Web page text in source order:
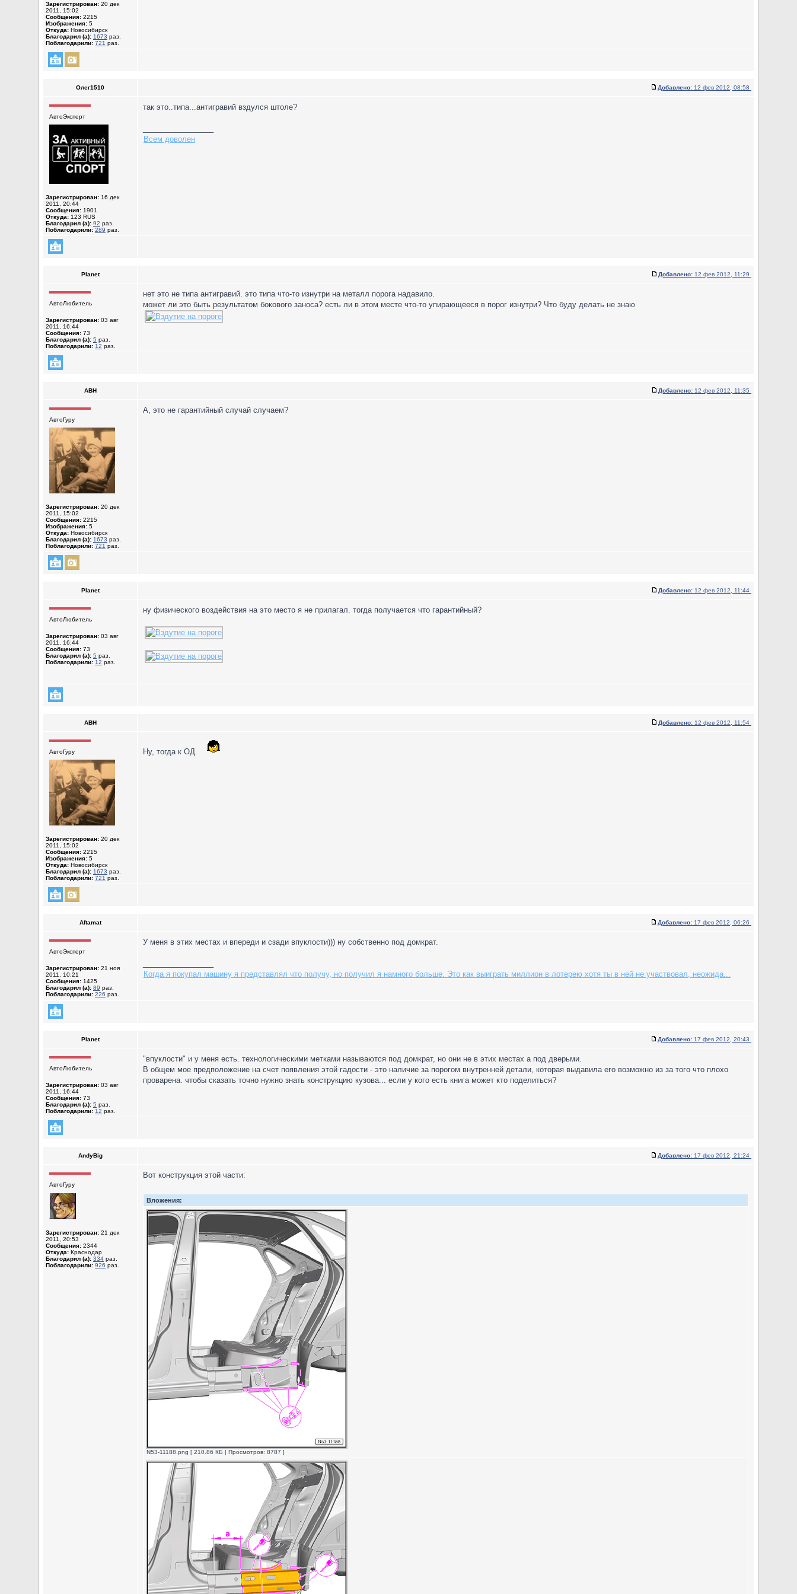
Зарегистрирован: 20 дек
2011, 15:02
Сообщения: 2215
Изображения: 5
Откуда: Новосибирск
Благодарил (а): 1673 раз.
Поблагодарили: 721 раз.
Олег1510 Добавлено: 12 фев 2012, 08:58
АвтоЭксперт
Зарегистрирован: 16 дек
2011, 20:44
Сообщения: 1901
Откуда: 123 RUS
Благодарил (а): 92 раз.
Поблагодарили: 289 раз.
так это..типа...антигравий вздулся штоле?
Всем доволен
Planet Добавлено: 12 фев 2012, 11:29
АвтоЛюбитель
Зарегистрирован: 03 авг
2011, 16:44
Сообщения: 73
Благодарил (а): 5 раз.
Поблагодарили: 12 раз.
нет это не типа антигравий. это типа что-то изнутри на металл порога надавило.
может ли это быть результатом бокового заноса? есть ли в этом месте что-то упирающееся в порог изнутри? Что буду делать не знаю
ABH Добавлено: 12 фев 2012, 11:35
АвтоГуру
Зарегистрирован: 20 дек
2011, 15:02
Сообщения: 2215
Изображения: 5
Откуда: Новосибирск
Благодарил (а): 1673 раз.
Поблагодарили: 721 раз.
А, это не гарантийный случай случаем?
Planet Добавлено: 12 фев 2012, 11:44
АвтоЛюбитель
Зарегистрирован: 03 авг
2011, 16:44
Сообщения: 73
Благодарил (а): 5 раз.
Поблагодарили: 12 раз.
ну физического воздействия на это место я не прилагал. тогда получается что гарантийный?
ABH Добавлено: 12 фев 2012, 11:54
АвтоГуру
Зарегистрирован: 20 дек
2011, 15:02
Сообщения: 2215
Изображения: 5
Откуда: Новосибирск
Благодарил (а): 1673 раз.
Поблагодарили: 721 раз.
Ну, тогда к ОД.
Aftamat Добавлено: 17 фев 2012, 06:26
АвтоЭксперт
Зарегистрирован: 21 ноя
2011, 10:21
Сообщения: 1425
Благодарил (а): 89 раз.
Поблагодарили: 226 раз.
У меня в этих местах и впереди и сзади впуклости))) ну собственно под домкрат.
Когда я покупал машину я представлял что получу, но получил я намного больше. Это как выиграть миллион в лотерею хотя ты в ней не участвовал, неожида...
Planet Добавлено: 17 фев 2012, 20:43
АвтоЛюбитель
Зарегистрирован: 03 авг
2011, 16:44
Сообщения: 73
Благодарил (а): 5 раз.
Поблагодарили: 12 раз.
"впуклости" и у меня есть. технологическими метками называются под домкрат, но они не в этих местах а под дверьми.
В общем мое предположение на счет появления этой гадости - это наличие за порогом внутренней детали, которая выдавила его возможно из за того что плохо
проварена. чтобы сказать точно нужно знать конструкцию кузова... если у кого есть книга может кто поделиться?
AndyBig Добавлено: 17 фев 2012, 21:24
АвтоГуру
Зарегистрирован: 21 дек
2011, 20:53
Сообщения: 2344
Откуда: Краснодар
Благодарил (а): 334 раз.
Поблагодарили: 926 раз.
Вот конструкция этой части:
Вложения:
N53-11188.png [ 210.86 КБ | Просмотров: 8787 ]